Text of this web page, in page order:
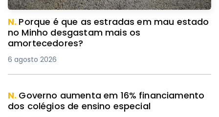
N. Porque é que as estradas em mau estado
no Minho desgastam mais os
amortecedores?
6 agosto 2026
N. Governo aumenta em 16% financiamento
dos colégios de ensino especial